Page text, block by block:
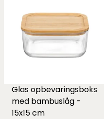
Glas opbevaringsboks
med bambuslåg -
15x15 cm